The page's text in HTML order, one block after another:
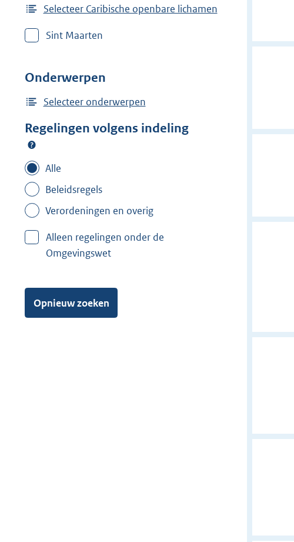
Selecteer Caribische openbare lichamen
Sint Maarten
Onderwerpen
Selecteer onderwerpen
Regelingen volgens indeling
Alle
Beleidsregels
Verordeningen en overig
Alleen regelingen onder de
Omgevingswet
Opnieuw zoeken